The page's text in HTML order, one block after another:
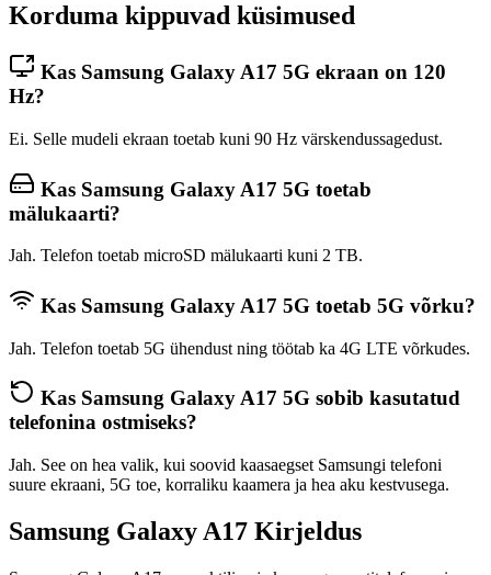
Korduma kippuvad küsimused
Kas Samsung Galaxy A17 5G ekraan on 120
Hz?
Ei. Selle mudeli ekraan toetab kuni 90 Hz värskendussagedust.
Kas Samsung Galaxy A17 5G toetab
mälukaarti?
Jah. Telefon toetab microSD mälukaarti kuni 2 TB.
Kas Samsung Galaxy A17 5G toetab 5G võrku?
Jah. Telefon toetab 5G ühendust ning töötab ka 4G LTE võrkudes.
Kas Samsung Galaxy A17 5G sobib kasutatud
telefonina ostmiseks?
Jah. See on hea valik, kui soovid kaasaegset Samsungi telefoni
suure ekraani, 5G toe, korraliku kaamera ja hea aku kestvusega.
Samsung Galaxy A17 Kirjeldus